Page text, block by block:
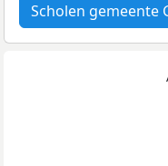
Scholen gemeente